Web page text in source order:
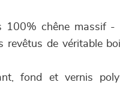
100% chêne massif -
revêtus de véritable
fond et vernis